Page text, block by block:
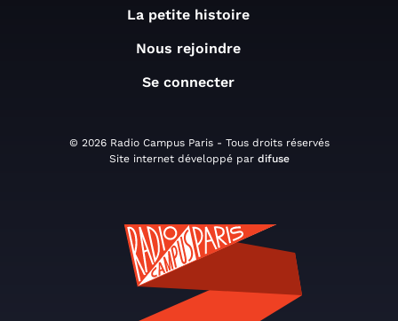
La petite histoire
Nous rejoindre
Se connecter
© 2026 Radio Campus Paris - Tous droits réservés
Site internet développé par difuse